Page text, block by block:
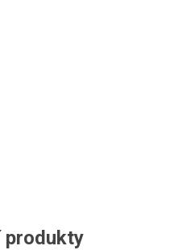
produkty